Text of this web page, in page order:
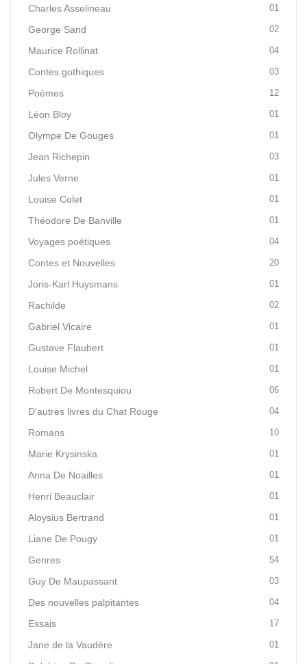
Charles Asselineau 01
George Sand 02
Maurice Rollinat 04
Contes gothiques 03
Poèmes 12
Léon Bloy 01
Olympe De Gouges 01
Jean Richepin 03
Jules Verne 01
Louise Colet 01
Théodore De Banville 01
Voyages poétiques 04
Contes et Nouvelles 20
Joris-Karl Huysmans 01
Rachilde 02
Gabriel Vicaire 01
Gustave Flaubert 01
Louise Michel 01
Robert De Montesquiou 06
D'autres livres du Chat Rouge 04
Romans 10
Marie Krysinska 01
Anna De Noailles 01
Henri Beauclair 01
Aloysius Bertrand 01
Liane De Pougy 01
Genres 54
Guy De Maupassant 03
Des nouvelles palpitantes 04
Essais 17
Jane de la Vaudère 01